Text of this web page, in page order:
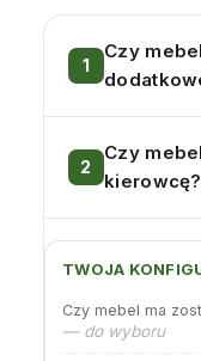
Czy
Czy
kierowcę?
TWOJA
Czy mebel ma
— do wyboru